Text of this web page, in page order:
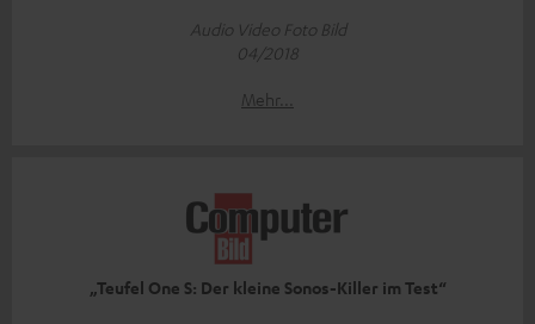
Audio Video Foto Bild
04/2018
Mehr...
„Teufel One S: Der kleine Sonos-Killer im Test“